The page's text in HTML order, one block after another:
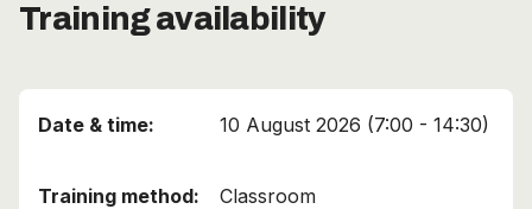
Training availability
10 August 2026 (7:00 - 14:30)
Classroom